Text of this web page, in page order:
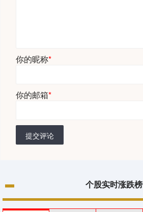
你的昵称*
你的邮箱*
提交评论
个股实时涨跌榜